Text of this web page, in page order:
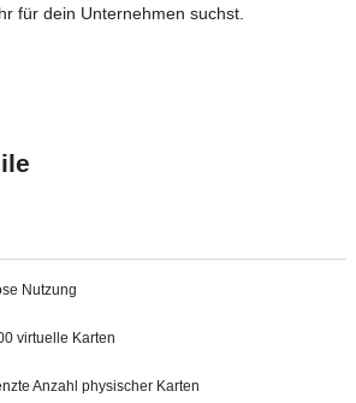
für dein Unternehmen suchst.
Nutzung
virtuelle Karten
Anzahl physischer Karten